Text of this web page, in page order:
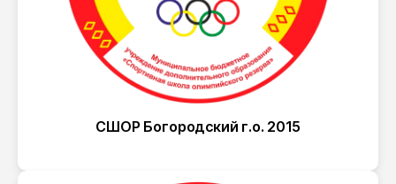
СШОР Богородский г.о. 2015